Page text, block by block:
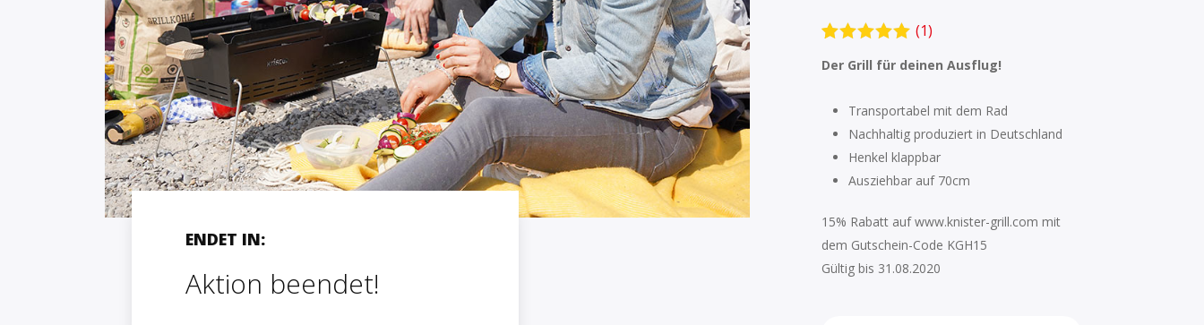
5.00von 5,
Kundenbewe
rtung
(1)
Der Grill für deinen Ausflug!
Transportabel mit dem Rad
Nachhaltig produziert in Deutschland
Henkel klappbar
Ausziehbar auf 70cm
15% Rabatt auf www.knister-grill.com mit
dem Gutschein-Code KGH15
Gültig bis 31.08.2020
ENDET IN:
Aktion beendet!